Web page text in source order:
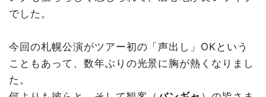
でした。
今回の札幌公演がツアー初の「声出し」OKという
こともあって、数年ぶりの光景に胸が熱くなりまし
た。